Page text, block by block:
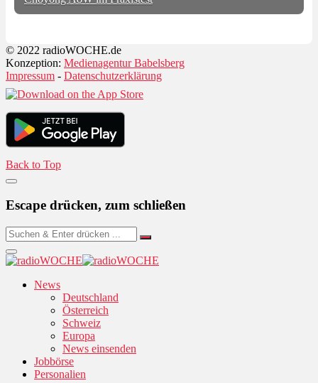
© 2022 radioWOCHE.de
Konzeption: Medienagentur Babelsberg
Impressum - Datenschutzerklärung
Back to Top
Escape drücken, zum schließen
News
Deutschland
Österreich
Schweiz
Europa
News einsenden
Jobbörse
Personalien